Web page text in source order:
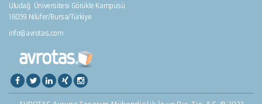
Uludağ Üniversitesi Görükle Kampüsü
16059 Nilüfer/Bursa/Türkiye
info@avrotas.com